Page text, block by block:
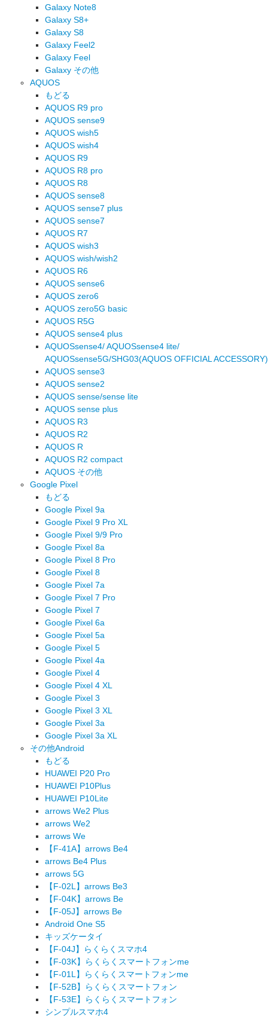
Galaxy Note8
Galaxy S8+
Galaxy S8
Galaxy Feel2
Galaxy Feel
Galaxy その他
AQUOS
もどる
AQUOS R9 pro
AQUOS sense9
AQUOS wish5
AQUOS wish4
AQUOS R9
AQUOS R8 pro
AQUOS R8
AQUOS sense8
AQUOS sense7 plus
AQUOS sense7
AQUOS R7
AQUOS wish3
AQUOS wish/wish2
AQUOS R6
AQUOS sense6
AQUOS zero6
AQUOS zero5G basic
AQUOS R5G
AQUOS sense4 plus
AQUOSsense4/ AQUOSsense4 lite/
AQUOSsense5G/SHG03(AQUOS OFFICIAL ACCESSORY)
AQUOS sense3
AQUOS sense2
AQUOS sense/sense lite
AQUOS sense plus
AQUOS R3
AQUOS R2
AQUOS R
AQUOS R2 compact
AQUOS その他
Google Pixel
もどる
Google Pixel 9a
Google Pixel 9 Pro XL
Google Pixel 9/9 Pro
Google Pixel 8a
Google Pixel 8 Pro
Google Pixel 8
Google Pixel 7a
Google Pixel 7 Pro
Google Pixel 7
Google Pixel 6a
Google Pixel 5a
Google Pixel 5
Google Pixel 4a
Google Pixel 4
Google Pixel 4 XL
Google Pixel 3
Google Pixel 3 XL
Google Pixel 3a
Google Pixel 3a XL
その他Android
もどる
HUAWEI P20 Pro
HUAWEI P10Plus
HUAWEI P10Lite
arrows We2 Plus
arrows We2
arrows We
【F-41A】arrows Be4
arrows Be4 Plus
arrows 5G
【F-02L】arrows Be3
【F-04K】arrows Be
【F-05J】arrows Be
Android One S5
キッズケータイ
【F-04J】らくらくスマホ4
【F-03K】らくらくスマートフォンme
【F-01L】らくらくスマートフォンme
【F-52B】らくらくスマートフォン
【F-53E】らくらくスマートフォン
シンプルスマホ4